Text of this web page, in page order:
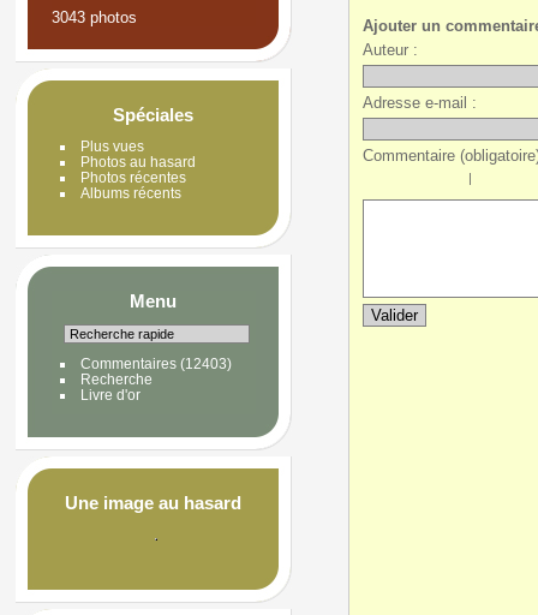
3043 photos
Spéciales
Plus vues
Photos au hasard
Photos récentes
Albums récents
Menu
Commentaires(12403)
Recherche
Livre d'or
Une image au hasard
Ajouter un
Auteur :
Adresse e-mail :
Commentaire
|